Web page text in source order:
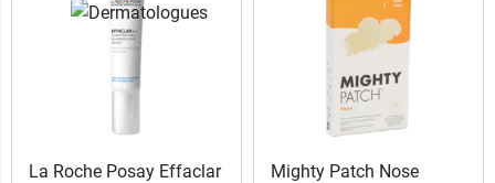
La Roche Posay Effaclar
Mighty Patch Nose